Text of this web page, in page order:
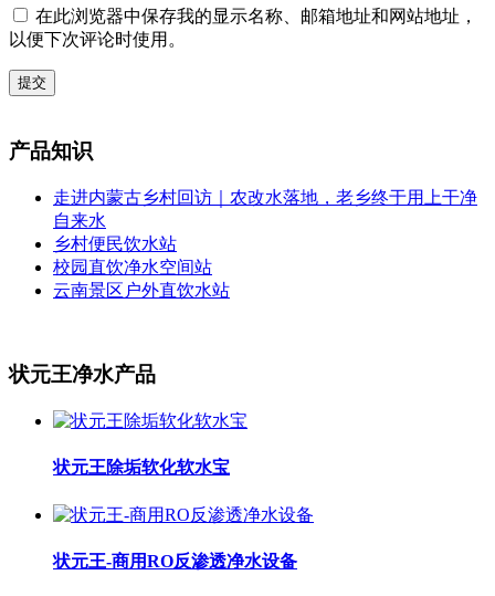
在此浏览器中保存我的显示名称、邮箱地址和网站地址，
以便下次评论时使用。
提交
产品知识
走进内蒙古乡村回访｜农改水落地，老乡终于用上干净
自来水
乡村便民饮水站
校园直饮净水空间站
云南景区户外直饮水站
状元王净水产品
状元王除垢软化软水宝
状元王-商用RO反渗透净水设备